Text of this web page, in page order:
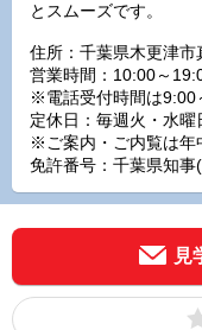
とスムーズです。
住所：千葉県木更津
営業時間：10:00～
※電話受付時間は9:00
定休日：毎週火・水曜
※ご案内・ご内覧は年
免許番号：千葉県知
見